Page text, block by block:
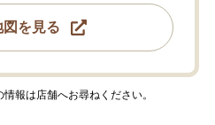
図を見る
報は店舗へお尋ねください。